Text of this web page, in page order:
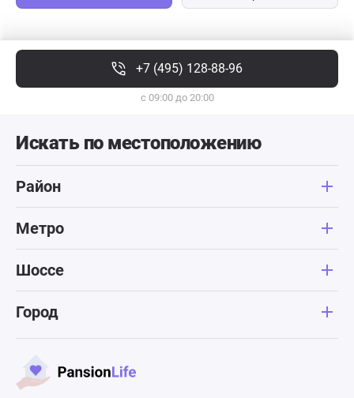
+7 (495) 128-88-96
с 09:00 до 20:00
Искать по местоположению
Район
Метро
Шоссе
Город